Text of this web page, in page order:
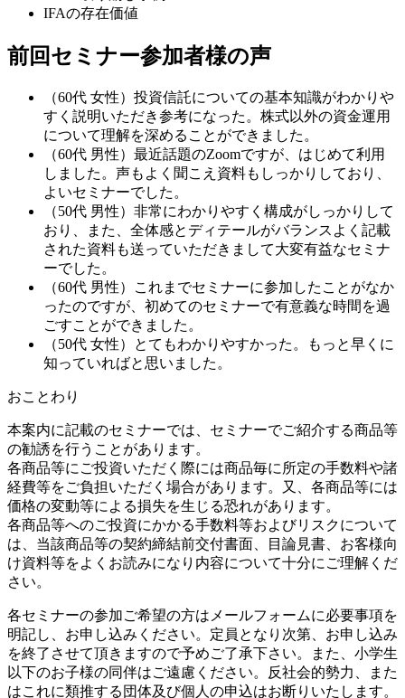
IFAの存在価値
前回セミナー参加者様の声
（60代 女性） 投資信託についての基本知識がわかりや
すく説明いただき参考になった。株式以外の資金運用
について理解を深めることができました。
（60代 男性） 最近話題のZoomですが、はじめて利用
しました。声もよく聞こえ資料もしっかりしており、
よいセミナーでした。
（50代 男性） 非常にわかりやすく構成がしっかりして
おり、また、全体感とディテールがバランスよく記載
された資料も送っていただきまして大変有益なセミナ
ーでした。
（60代 男性）
これまでセミナーに参加したことがなか
ったのですが、初めてのセミナーで有意義な時間を過
ごすことができました。
（50代 女性）
とてもわかりやすかった。もっと早くに
知っていればと思いました。
おことわり
本案内に記載のセミナーでは、セミナーでご紹介する商品等
の勧誘を行うことがあります。
各商品等にご投資いただく際には商品毎に所定の手数料や諸
経費等をご負担いただく場合があります。又、各商品等には
価格の変動等による損失を生じる恐れがあります。
各商品等へのご投資にかかる手数料等およびリスクについて
は、当該商品等の契約締結前交付書面、目論見書、お客様向
け資料等をよくお読みになり内容について十分にご理解くだ
さい。
各セミナーの参加ご希望の方はメールフォームに必要事項を
明記し、お申し込みください。定員となり次第、お申し込み
を終了させて頂きますので予めご了承下さい。また、小学生
以下のお子様の同伴はご遠慮ください。反社会的勢力、また
はこれに類推する団体及び個人の申込はお断りいたします。